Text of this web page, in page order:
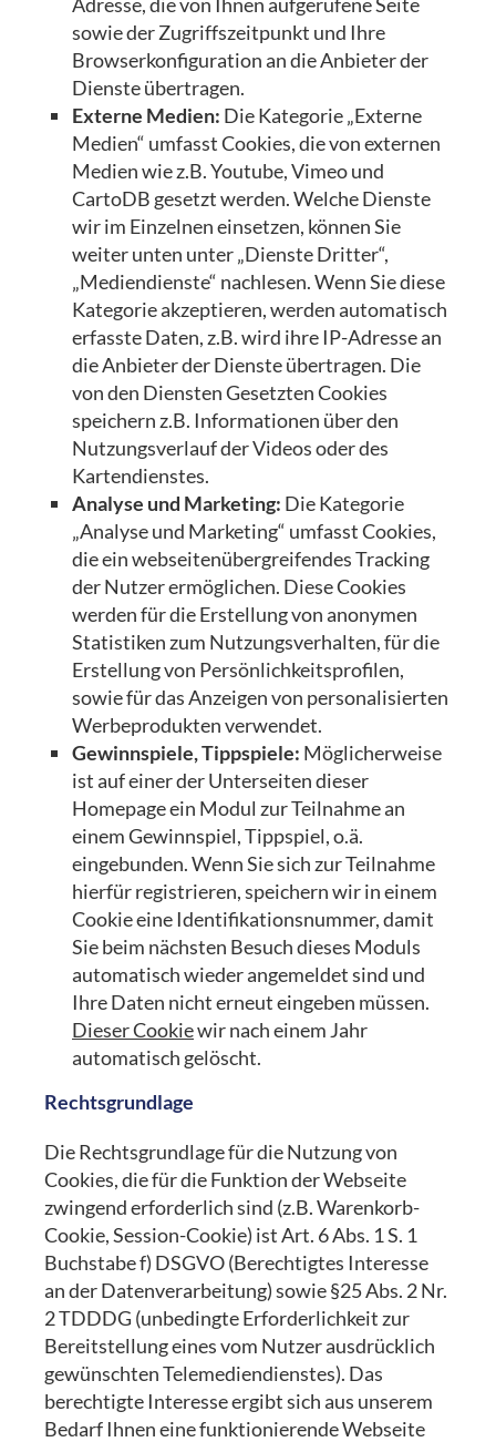
sowie der Zugriffszeitpunkt und Ihre
Browserkonfiguration an die Anbieter der
Dienste übertragen.
Externe Medien: Die Kategorie „Externe
Medien“ umfasst Cookies, die von externen
Medien wie z.B. Youtube, Vimeo und
CartoDB gesetzt werden. Welche Dienste
wir im Einzelnen einsetzen, können Sie
weiter unten unter „Dienste Dritter“,
„Mediendienste“ nachlesen. Wenn Sie diese
Kategorie akzeptieren, werden automatisch
erfasste Daten, z.B. wird ihre IP-Adresse an
die Anbieter der Dienste übertragen. Die
von den Diensten Gesetzten Cookies
speichern z.B. Informationen über den
Nutzungsverlauf der Videos oder des
Kartendienstes.
Analyse und Marketing: Die Kategorie
„Analyse und Marketing“ umfasst Cookies,
die ein webseitenübergreifendes Tracking
der Nutzer ermöglichen. Diese Cookies
werden für die Erstellung von anonymen
Statistiken zum Nutzungsverhalten, für die
Erstellung von Persönlichkeitsprofilen,
sowie für das Anzeigen von personalisierten
Werbeprodukten verwendet.
Gewinnspiele, Tippspiele: Möglicherweise
ist auf einer der Unterseiten dieser
Homepage ein Modul zur Teilnahme an
einem Gewinnspiel, Tippspiel, o.ä.
eingebunden. Wenn Sie sich zur Teilnahme
hierfür registrieren, speichern wir in einem
Cookie eine Identifikationsnummer, damit
Sie beim nächsten Besuch dieses Moduls
automatisch wieder angemeldet sind und
Ihre Daten nicht erneut eingeben müssen.
Dieser Cookiewir nach einem Jahr
automatisch gelöscht.
Rechtsgrundlage
Die Rechtsgrundlage für die Nutzung von
Cookies, die für die Funktion der Webseite
zwingend erforderlich sind (z.B. Warenkorb-
Cookie, Session-Cookie) ist Art. 6 Abs. 1 S. 1
Buchstabe f) DSGVO (Berechtigtes Interesse
an der Datenverarbeitung) sowie §25 Abs. 2 Nr.
2 TDDDG (unbedingte Erforderlichkeit zur
Bereitstellung eines vom Nutzer ausdrücklich
gewünschten Telemediendienstes). Das
berechtigte Interesse ergibt sich aus unserem
Bedarf Ihnen eine funktionierende Webseite